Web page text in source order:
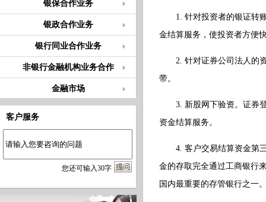
银保合作业务
银政合作业务
银行同业合作业务
非银行金融机构业务合作
金融市场
客户服务
您还可输入30字
1. 针对投资者的银证转账
金结算服务，使投资者方便
2. 针对证券公司法人的资
带。
3. 新股网下验资。证券登
资金结算服务。
4. 客户交易结算资金第三
金的存取完全通过工商银行
国内最重要的存管银行之一